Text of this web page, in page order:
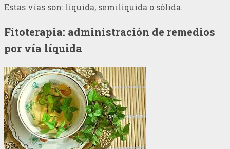
Estas vías son: líquida, semilíquida o sólida.
Fitoterapia: administración de remedios
por vía líquida